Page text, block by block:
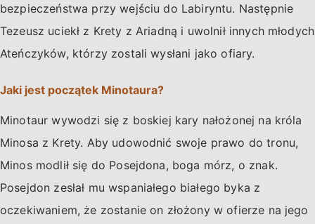
bezpieczeństwa przy wejściu do Labiryntu. Następnie
Tezeusz uciekł z Krety z Ariadną i uwolnił innych młodych
Ateńczyków, którzy zostali wysłani jako ofiary.
Jaki jest początek Minotaura?
Minotaur wywodzi się z boskiej kary nałożonej na króla
Minosa z Krety. Aby udowodnić swoje prawo do tronu,
Minos modlił się do Posejdona, boga mórz, o znak.
Posejdon zesłał mu wspaniałego białego byka z
oczekiwaniem, że zostanie on złożony w ofierze na jego